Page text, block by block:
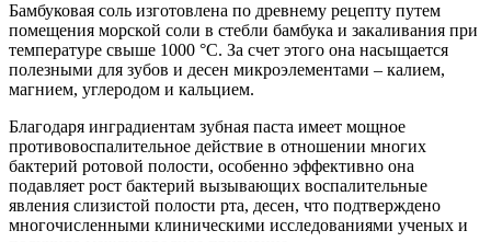
Бамбуковая соль изготовлена по древнему рецепту путем
помещения морской соли в стебли бамбука и закаливания при
температуре свыше 1000 °С. За счет этого она насыщается
полезными для зубов и десен микроэлементами – калием,
магнием, углеродом и кальцием.
Благодаря инградиентам зубная паста имеет мощное
противовоспалительное действие в отношении многих
бактерий ротовой полости, особенно эффективно она
подавляет рост бактерий вызывающих воспалительные
явления слизистой полости рта, десен, что подтверждено
многочисленными клиническими исследованиями ученых и